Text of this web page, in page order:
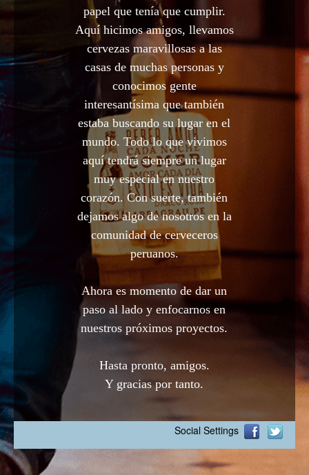
papel que tenía que cumplir.
Aquí hicimos amigos, llevamos
cervezas maravillosas a las
casas de muchas personas y
conocimos gente
interesantísima que también
estaba buscando su lugar en el
mundo. Todo lo que vivimos
aquí tendrá siempre un lugar
muy especial en nuestro
corazón. Con suerte, también
dejamos algo de nosotros en la
comunidad de cerveceros
peruanos.
Ahora es momento de dar un
paso al lado y enfocarnos en
nuestros próximos proyectos.
Hasta pronto, amigos.
Y gracias por tanto.
Social Settings